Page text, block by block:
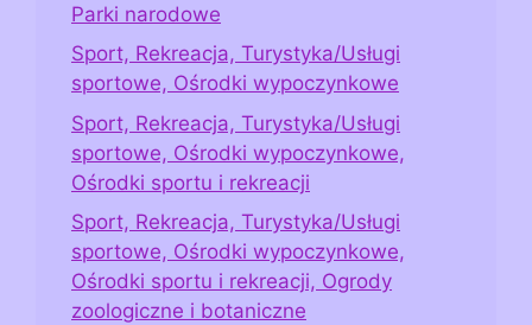
Parki narodowe
Sport, Rekreacja, Turystyka/Usługi
sportowe, Ośrodki wypoczynkowe
Sport, Rekreacja, Turystyka/Usługi
sportowe, Ośrodki wypoczynkowe,
Ośrodki sportu i rekreacji
Sport, Rekreacja, Turystyka/Usługi
sportowe, Ośrodki wypoczynkowe,
Ośrodki sportu i rekreacji, Ogrody
zoologiczne i botaniczne